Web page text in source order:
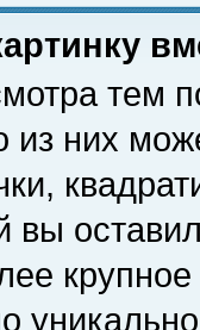
тем
из них
вы